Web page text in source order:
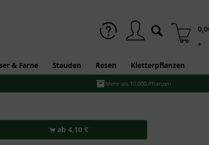
*
& Farne Stauden Rosen Kletterpflanzen
Mehr als 10.000 Pflanzen
ab 4,10 €